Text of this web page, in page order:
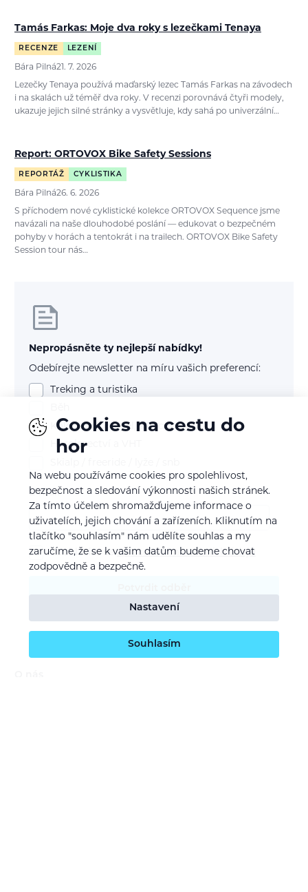
Tamás Farkas: Moje dva roky s lezečkami Tenaya
RECENZE LEZENÍ
Bára Pilná21. 7. 2026
Lezečky Tenaya používá maďarský lezec Tamás Farkas na závodech
i na skalách už téměř dva roky. V recenzi porovnává čtyři modely,
ukazuje jejich silné stránky a vysvětluje, kdy sahá po univerzální…
Report: ORTOVOX Bike Safety Sessions
REPORTÁŽ CYKLISTIKA
Bára Pilná26. 6. 2026
S příchodem nové cyklistické kolekce ORTOVOX Sequence jsme
navázali na naše dlouhodobé poslání — edukovat o bezpečném
pohyby v horách a tentokrát i na trailech. ORTOVOX Bike Safety
Session tour nás…
Nepropásněte ty nejlepší nabídky!
Odebírejte newsletter na míru vašich preferencí:
Treking a turistika
Kolo (mtb, gravel, silnice)
Horolezectví a VHT
E-mail
Souhlasím sezpracováním osobních údajů
Cookies na cestu do
hor
Na webu používáme cookies pro spolehlivost,
bezpečnost a sledování výkonnosti našich stránek.
Za tímto účelem shromažďujeme informace o
uživatelích, jejich chování a zařízeních. Kliknutím na
tlačítko "souhlasím" nám udělíte souhlas a my
zaručíme, že se k vašim datům budeme chovat
zodpovědně a bezpečně.
Nastavení
Souhlasím